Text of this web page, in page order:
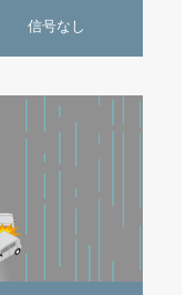
信号なし